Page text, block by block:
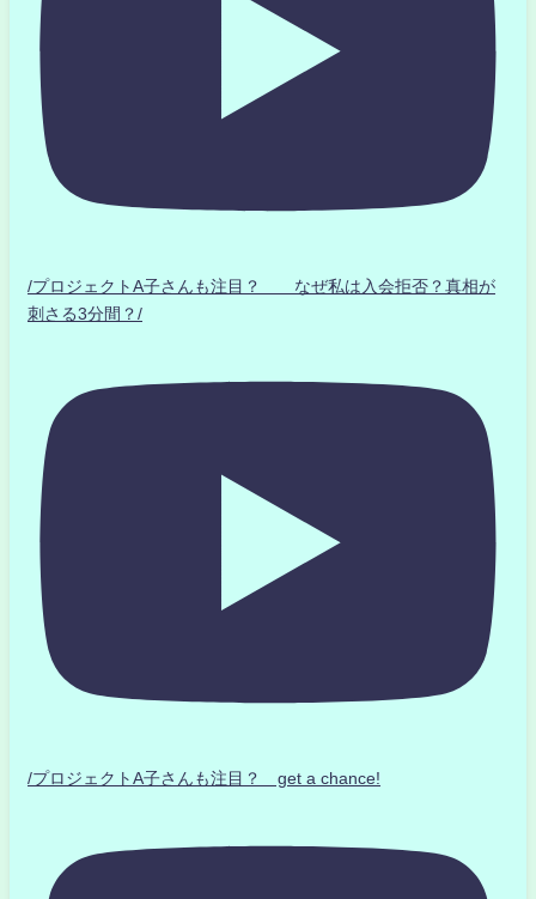
/プロジェクトA子さんも注目？ なぜ私は入会拒否？真相が
刺さる3分間？/
/プロジェクトA子さんも注目？ get a chance!